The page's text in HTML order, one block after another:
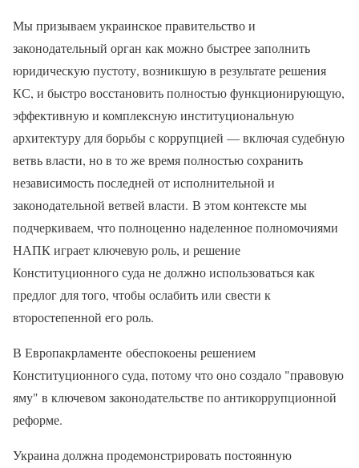
Мы призываем украинское правительство и
законодательный орган как можно быстрее заполнить
юридическую пустоту, возникшую в результате решения
КС, и быстро восстановить полностью функционирующую,
эффективную и комплексную институциональную
архитектуру для борьбы с коррупцией — включая судебную
ветвь власти, но в то же время полностью сохранить
независимость последней от исполнительной и
законодательной ветвей власти. В этом контексте мы
подчеркиваем, что полноценно наделенное полномочиями
НАПК играет ключевую роль, и решение
Конституционного суда не должно использоваться как
предлог для того, чтобы ослабить или свести к
второстепенной его роль.
В Европакрламенте обеспокоены решением
Конституционного суда, потому что оно создало "правовую
яму" в ключевом законодательстве по антикоррупционной
реформе.
Украина должна продемонстрировать постоянную